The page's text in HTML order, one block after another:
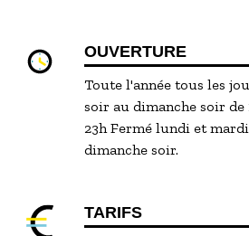
OUVERTURE
Toute l'année tous les
soir au dimanche soir de
23h Fermé lundi et
dimanche soir.
TARIFS